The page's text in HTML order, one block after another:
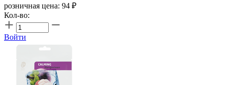
розничная цена: 94 ₽
Кол-во:
Войти